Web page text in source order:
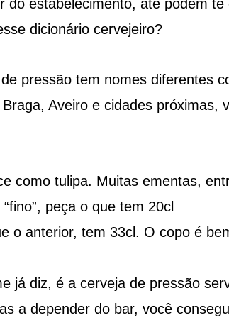
do estabelecimento, até podem
dicionário cervejeiro?
pressão tem nomes diferentes
Aveiro e cidades próximas,
como tulipa. Muitas ementas,
peça o que tem 20cl
o anterior, tem 33cl. O copo é
já diz, é a cerveja de pressão
a depender do bar, você